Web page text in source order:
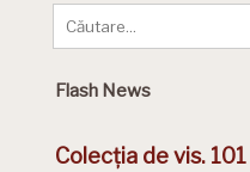
Flash News
Colecția de vis.